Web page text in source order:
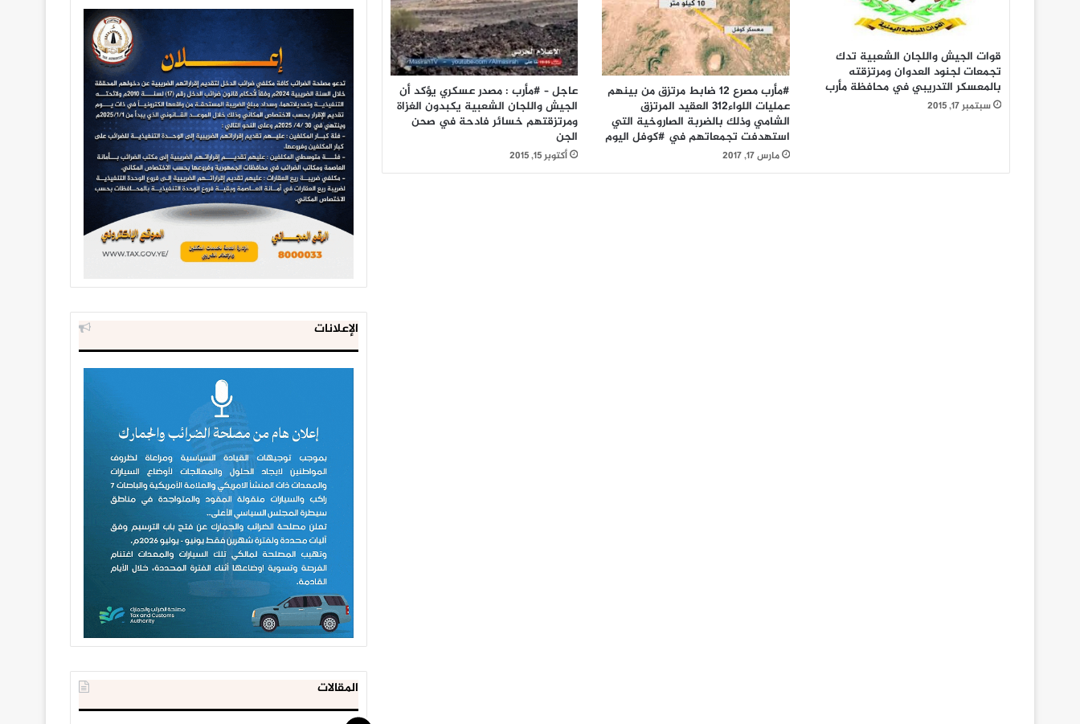
قوات الجيش واللجان الشعبية تدك
تجمعات لجنود العدوان ومرتزقته
بالمعسكر التدريبي في محافظة مأرب
سبتمبر 17, 2015
#مأرب مصرع 12 ضابط مرتزق من بينهم
عمليات اللواء312 العقيد المرتزق
الشامي وذلك بالضربة الصاروخية التي
استهدفت تجمعاتهم في #كوفل اليوم
مارس 17, 2017
عاجل – #مأرب : مصدر عسكري يؤكد أن
الجيش واللجان الشعبية يكبدون الغزاة
ومرتزقتهم خسائر فادحة في صحن
الجن
أكتوبر 15, 2015
الإعلانات
المقالات